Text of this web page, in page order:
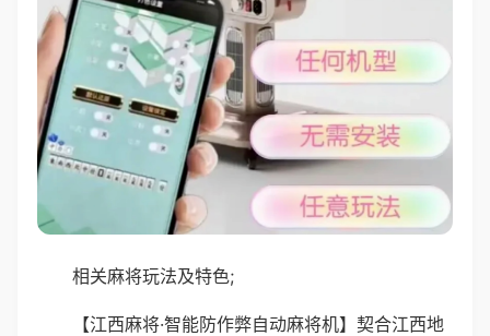
相关麻将玩法及特色;
【江西麻将·智能防作弊自动麻将机】契合江西地